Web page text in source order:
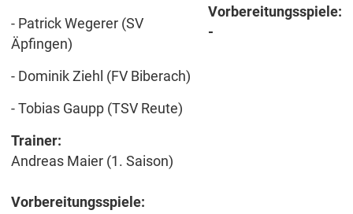
- Patrick Wegerer (SV
Äpfingen)
- Dominik Ziehl (FV Biberach)
- Tobias Gaupp (TSV Reute)
Trainer:
Andreas Maier (1. Saison)
Vorbereitungsspiele:
Vorbereitungsspiele:
-